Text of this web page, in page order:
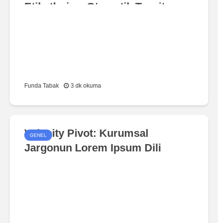
Etiketleri ve Otomatik Tespit
Funda Tabak 3 dk okuma
GENEL
Velocity Pivot: Kurumsal
Jargonun Lorem Ipsum Dili